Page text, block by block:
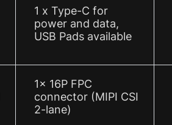
1 x Type-C for
power and data,
USB Pads available
1x 16P FPC
connector (MIPI CSI
2-lane)